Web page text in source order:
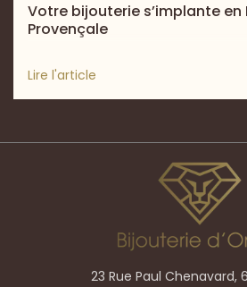
Votre bijouterie s’implante en
Provençale
Lire l'article
23 Rue Paul Chenavard,